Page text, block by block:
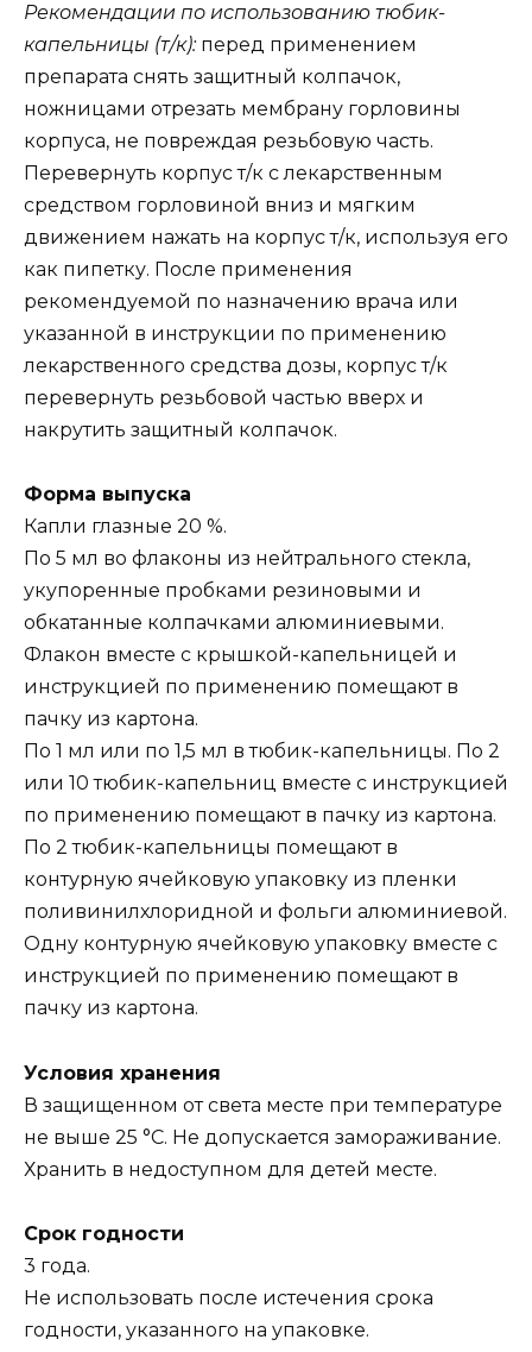
Рекомендации по использованию тюбик-
капельницы (т/к):перед применением
препарата снять защитный колпачок,
ножницами отрезать мембрану горловины
корпуса, не повреждая резьбовую часть.
Перевернуть корпус т/к с лекарственным
средством горловиной вниз и мягким
движением нажать на корпус т/к, используя его
как пипетку. После применения
рекомендуемой по назначению врача или
указанной в инструкции по применению
лекарственного средства дозы, корпус т/к
перевернуть резьбовой частью вверх и
накрутить защитный колпачок.
Форма выпуска
Капли глазные 20 %.
По 5 мл во флаконы из нейтрального стекла,
укупоренные пробками резиновыми и
обкатанные колпачками алюминиевыми.
Флакон вместе с крышкой-капельницей и
инструкцией по применению помещают в
пачку из картона.
По 1 мл или по 1,5 мл в тюбик-капельницы. По 2
или 10 тюбик-капельниц вместе с инструкцией
по применению помещают в пачку из картона.
По 2 тюбик-капельницы помещают в
контурную ячейковую упаковку из пленки
поливинилхлоридной и фольги алюминиевой.
Одну контурную ячейковую упаковку вместе с
инструкцией по применению помещают в
пачку из картона.
Условия хранения
В защищенном от света месте при температуре
не выше 25 °С. Не допускается замораживание.
Хранить в недоступном для детей месте.
Срок годности
3 года.
Не использовать после истечения срока
годности, указанного на упаковке.